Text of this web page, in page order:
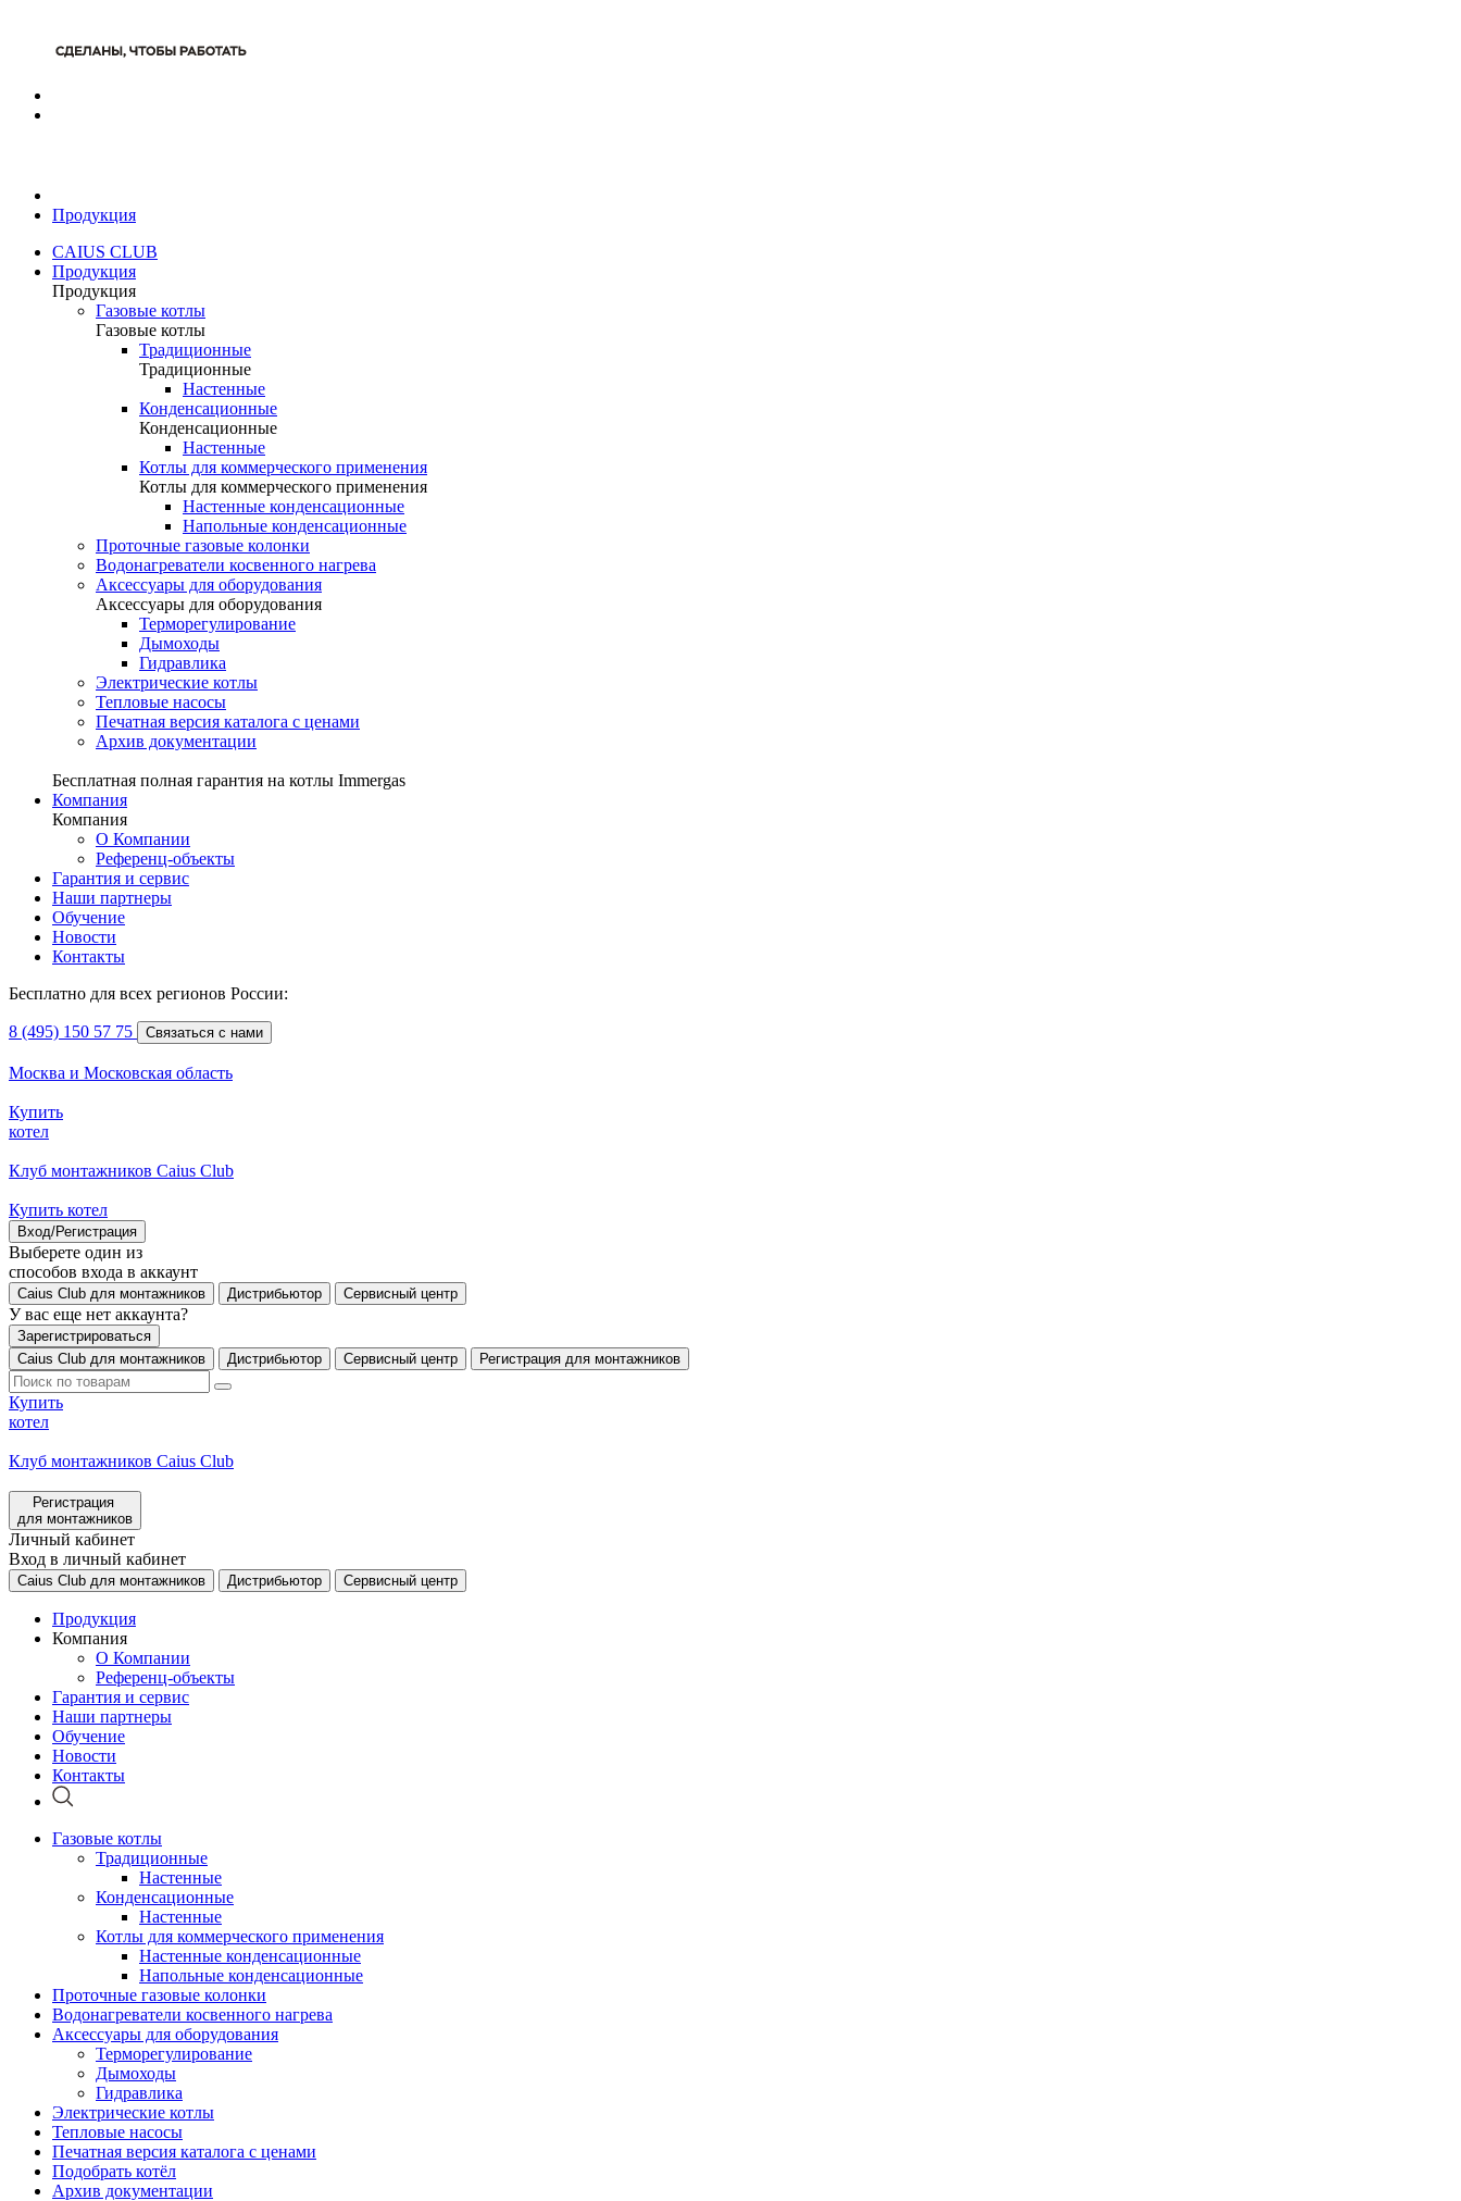
Продукция
CAIUS CLUB
Продукция
Продукция
Газовые котлы
Газовые котлы
Традиционные
Традиционные
Настенные
Конденсационные
Конденсационные
Настенные
Котлы для коммерческого применения
Котлы для коммерческого применения
Настенные конденсационные
Напольные конденсационные
Проточные газовые колонки
Водонагреватели косвенного нагрева
Аксессуары для оборудования
Аксессуары для оборудования
Терморегулирование
Дымоходы
Гидравлика
Электрические котлы
Тепловые насосы
Печатная версия каталога с ценами
Архив документации
Бесплатная полная гарантия на котлы Immergas
Компания
Компания
О Компании
Референц-объекты
Гарантия и сервис
Наши партнеры
Обучение
Новости
Контакты
Бесплатно для всех регионов России:
8 (495) 150 57 75 Связаться с нами
Москва и Московская область
Купить
котел
Клуб монтажников Caius Club
Купить котел
Вход/Регистрация
Выберете один из
способов входа в аккаунт
Caius Club для монтажников Дистрибьютор Сервисный центр
У вас еще нет аккаунта?
Зарегистрироваться
Caius Club для монтажников
Дистрибьютор Сервисный центр Регистрация для монтажников
Купить
котел
Клуб монтажников Caius Club
Регистрация
для монтажников
Личный кабинет
Вход в личный кабинет
Caius Club для монтажников Дистрибьютор Сервисный центр
Продукция
Компания
О Компании
Референц-объекты
Гарантия и сервис
Наши партнеры
Обучение
Новости
Контакты
Газовые котлы
Традиционные
Настенные
Конденсационные
Настенные
Котлы для коммерческого применения
Настенные конденсационные
Напольные конденсационные
Проточные газовые колонки
Водонагреватели косвенного нагрева
Аксессуары для оборудования
Терморегулирование
Дымоходы
Гидравлика
Электрические котлы
Тепловые насосы
Печатная версия каталога с ценами
Подобрать котёл
Архив документации